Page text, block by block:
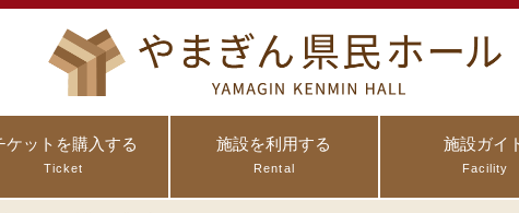
ケットを購入する
Ticket
施設を利用する
Rental
施設ガイ
Facility